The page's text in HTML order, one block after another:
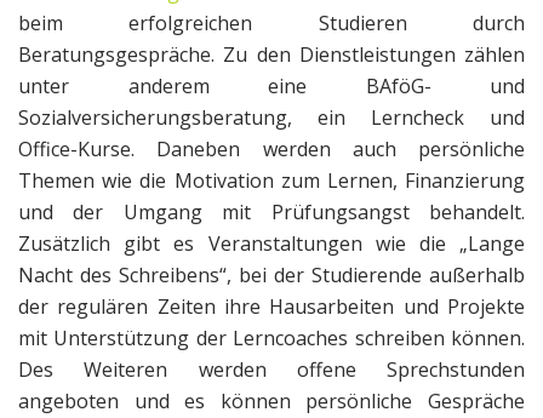
beim erfolgreichen Studieren durch
Beratungsgespräche. Zu den Dienstleistungen zählen
unter anderem eine BAföG- und
Sozialversicherungsberatung, ein Lerncheck und
Office-Kurse. Daneben werden auch persönliche
Themen wie die Motivation zum Lernen, Finanzierung
und der Umgang mit Prüfungsangst behandelt.
Zusätzlich gibt es Veranstaltungen wie die „Lange
Nacht des Schreibens“, bei der Studierende außerhalb
der regulären Zeiten ihre Hausarbeiten und Projekte
mit Unterstützung der Lerncoaches schreiben können.
Des Weiteren werden offene Sprechstunden
angeboten und es können persönliche Gespräche